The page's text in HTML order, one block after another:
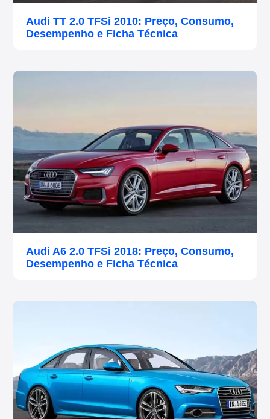
Audi TT 2.0 TFSi 2010: Preço, Consumo,
Desempenho e Ficha Técnica
Audi A6 2.0 TFSi 2018: Preço, Consumo,
Desempenho e Ficha Técnica